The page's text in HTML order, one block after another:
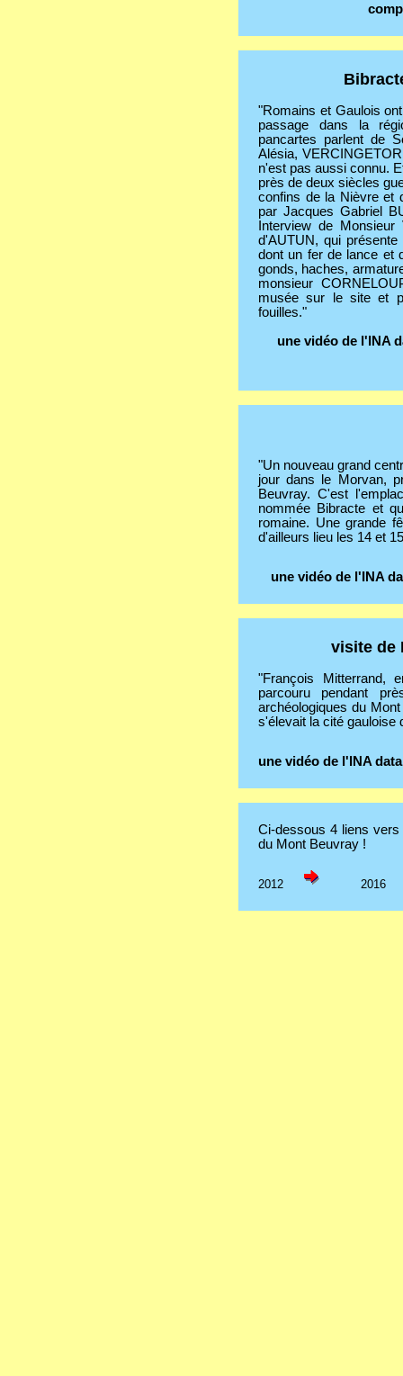
"Romains et Gaulois
passage dans la
pancartes parlent de
Alésia,
n'est pas aussi connu.
près de deux siècles
confins de la Nièvre et
par Jacques Gabriel
Interview de
d'AUTUN, qui
dont un fer de lance et
gonds, haches,
monsieur
musée sur le site et
fouilles."
une vidéo de l'INA
"Un nouveau grand
jour dans le Morvan,
Beuvray. C'est
nommée Bibracte et
romaine. Une grande
d'ailleurs lieu les 14 et
une vidéo de l'INA
visite de
"François Mitterrand,
parcouru pendant
archéologiques du
s'élevait la cité gauloise
une vidéo de l'INA
Ci-dessous 4 liens
du Mont Beuvray !
2012 2016